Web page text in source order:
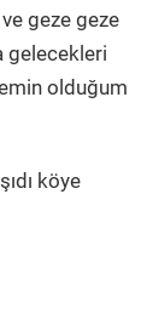
geze geze
gelecekleri
olduğum
köye